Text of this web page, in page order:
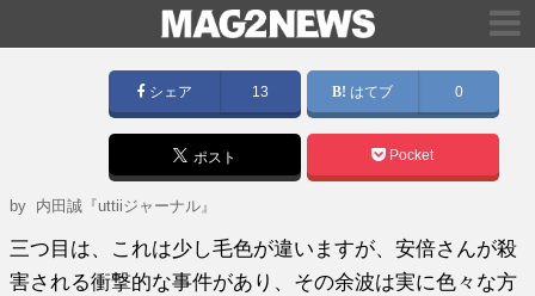
シェア 13 はてブ 0
ポスト Pocket
by 内田誠『uttiiジャーナル』
三つ目は、これは少し毛色が違いますが、安倍さんが殺
害される衝撃的な事件があり、その余波は実に色々な方